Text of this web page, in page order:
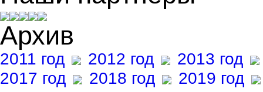
Архив
2011 год 2012 год
2013 год
2017 год
2018 год
2019 год